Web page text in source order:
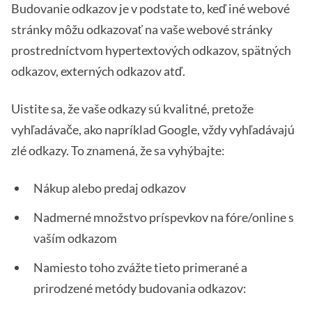
Budovanie odkazov je v podstate to, keď iné webové
stránky môžu odkazovať na vaše webové stránky
prostredníctvom hypertextových odkazov, spätných
odkazov, externých odkazov atď.
Uistite sa, že vaše odkazy sú kvalitné, pretože
vyhľadávače, ako napríklad Google, vždy vyhľadávajú
zlé odkazy. To znamená, že sa vyhýbajte:
Nákup alebo predaj odkazov
Nadmerné množstvo príspevkov na fóre/online s
vaším odkazom
Namiesto toho zvážte tieto primerané a
prirodzené metódy budovania odkazov: